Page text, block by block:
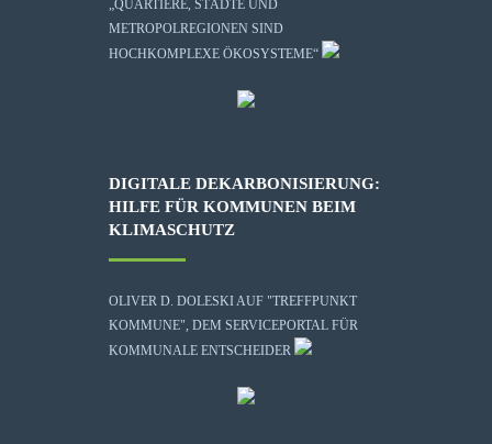
„QUARTIERE, STÄDTE UND
METROPOLREGIONEN SIND
HOCHKOMPLEXE ÖKOSYSTEME“
DIGITALE DEKARBONISIERUNG:
HILFE FÜR KOMMUNEN BEIM
KLIMASCHUTZ
OLIVER D. DOLESKI AUF "TREFFPUNKT
KOMMUNE", DEM SERVICEPORTAL FÜR
KOMMUNALE ENTSCHEIDER